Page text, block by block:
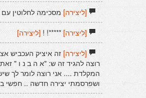
[ליצירה]מסכימה לחלוטין עם
[ליצירה]*****! ! [ליצירה]
[ליצירה]זה איציק העכביש
רוצה להגיד זה ש: "א ה ב נ ו "
המקלדת .... אני רוצה לומר לך
ושפרסמתי יצירה חדשה .. חפשי